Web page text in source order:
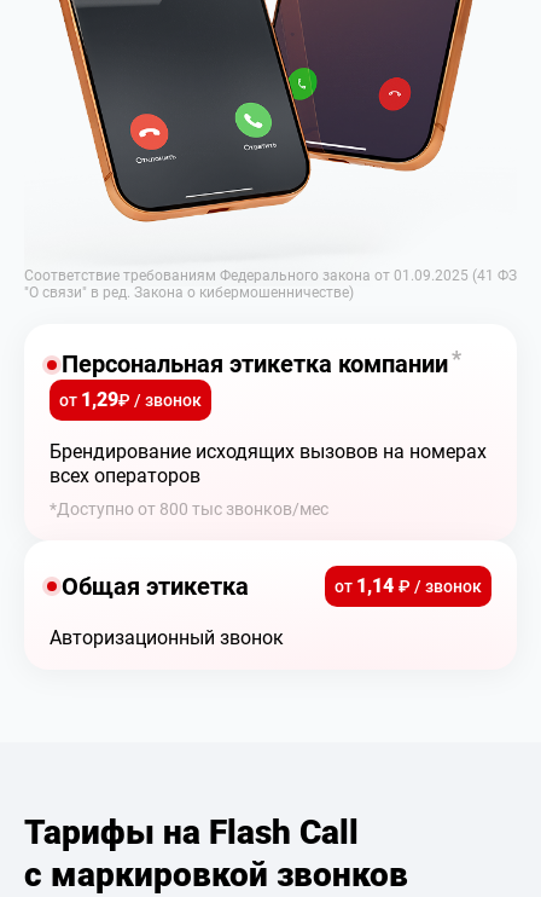
Соответствие требованиям Федерального закона от 01.09.2025 (41 ФЗ
"О связи" в ред. Закона о кибермошенничестве)
Персональная этикетка компании*
от 1,29₽ / звонок
Брендирование исходящих вызовов на номерах
всех операторов
*Доступно от 800 тыс звонков/мес
Общая этикетка от 1,14 ₽ / звонок
Авторизационный звонок
Тарифы на Flash Call
с маркировкой звонков